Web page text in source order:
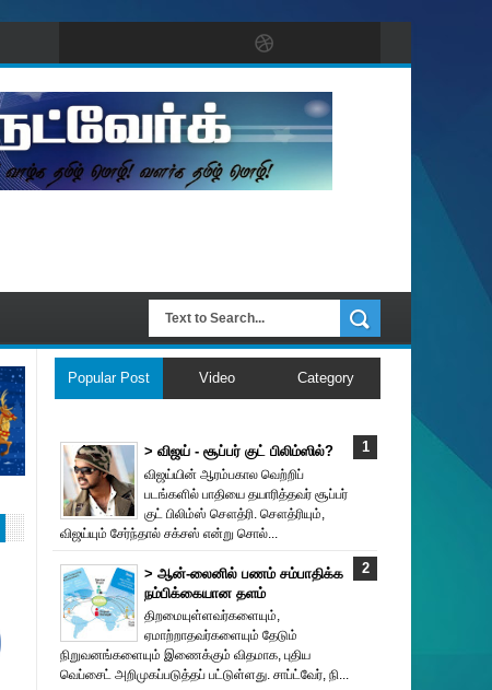
Popular Post Video Category
> விஜய் - சூப்பர் குட் பிலிம்ஸில்?
விஜய்யின் ஆரம்பகால வெற்றிப்
படங்களில் பாதியை தயா‌ரித்தவர் சூப்பர்
குட் பிலிம்ஸ் சௌத்‌ரி. சௌத்‌ரியும்,
விஜய்யும் சேர்ந்தால் சக்சஸ் என்று சொல்...
> ஆன்-லைனில் பணம் சம்பாதிக்க
நம்பிக்கையான தளம்
திறமையுள்ளவர்களையும்,
ஏமாற்றாதவர்களையும் தேடும்
நிறுவனங்களையும் இணைக்கும் விதமாக, புதிய
வெப்சைட் அறிமுகப்படுத்தப் பட்டுள்ளது. சாப்ட்வேர், நி...